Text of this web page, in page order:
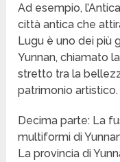
Ad esempio,
città antica che
Lugu è uno dei più
Yunnan, chiamato
stretto tra la
patrimonio artistico.
Decima parte: La
multiformi di
La provincia di